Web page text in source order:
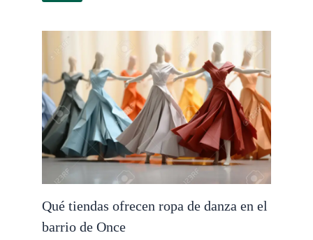
Qué tiendas ofrecen ropa de danza en el
barrio de Once